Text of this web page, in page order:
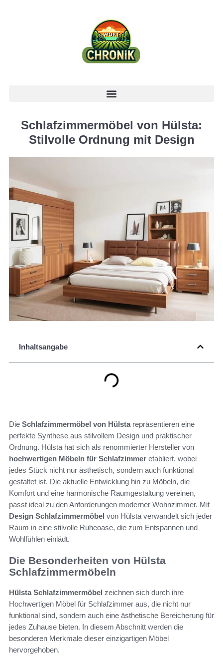
Schlafzimmermöbel von Hülsta:
Stilvolle Ordnung mit Design
Inhaltsangabe
Die Schlafzimmermöbel von Hülstarepräsentieren eine
perfekte Synthese aus stilvollem Design und praktischer
Ordnung. Hülsta hat sich als renommierter Hersteller von
hochwertigen Möbeln für Schlafzimmer etabliert, wobei
jedes Stück nicht nur ästhetisch, sondern auch funktional
gestaltet ist. Die aktuelle Entwicklung hin zu Möbeln, die
Komfort und eine harmonische Raumgestaltung vereinen,
passt ideal zu den Anforderungen moderner Wohnzimmer. Mit
Design Schlafzimmermöbel von Hülsta verwandelt sich jeder
Raum in eine stilvolle Ruheoase, die zum Entspannen und
Wohlfühlen einlädt.
Die Besonderheiten von Hülsta
Schlafzimmermöbeln
Hülsta Schlafzimmermöbel zeichnen sich durch ihre
Hochwertigen Möbel für Schlafzimmer aus, die nicht nur
funktional sind, sondern auch eine ästhetische Bereicherung für
jedes Zuhause bieten. In diesem Abschnitt werden die
besonderen Merkmale dieser einzigartigen Möbel
hervorgehoben.